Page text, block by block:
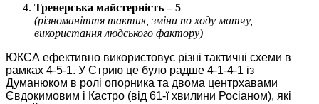
Тренерська майстерність – 5
(різноманіття тактик, зміни по ходу матчу,
використання людського фактору)
ЮКСА ефективно використовує різні тактичні схеми в
рамках 4-5-1. У Стрию це було радше 4-1-4-1 із
Думанюком в ролі опорника та двома центрхавами
Євдокимовим і Кастро (від 61-ї хвилини Росіаном), які